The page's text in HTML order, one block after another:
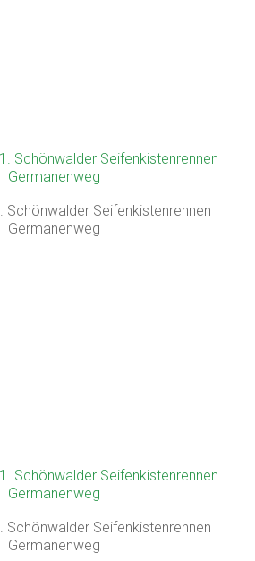
Schönwalder Seifenkistenrennen
Germanenweg
Schönwalder Seifenkistenrennen
Germanenweg